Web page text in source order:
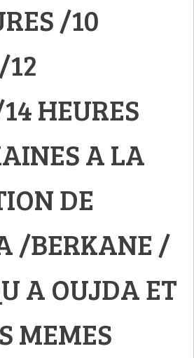
/10
12
HEURES
A LA
DE
/BERKANE /
A OUJDA ET
MEMES